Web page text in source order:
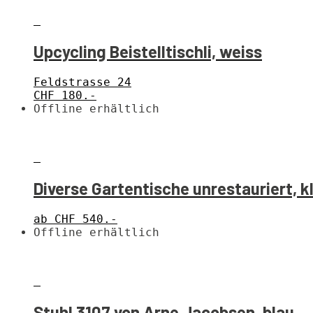
Upcycling Beistelltischli, weiss
Feldstrasse 24
CHF
180.-
Offline erhältlich
Diverse Gartentische unrestauriert,
ab CHF 540.-
Offline erhältlich